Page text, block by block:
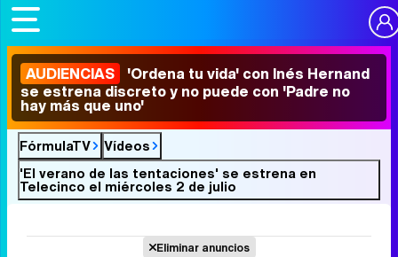
AUDIENCIAS 'Ordena tu vida' con Inés Hernand
se estrena discreto y no puede con 'Padre no
hay más que uno'
FórmulaTV
Vídeos
'El verano de las tentaciones' se estrena en
Telecinco el miércoles 2 de julio
Eliminar anuncios